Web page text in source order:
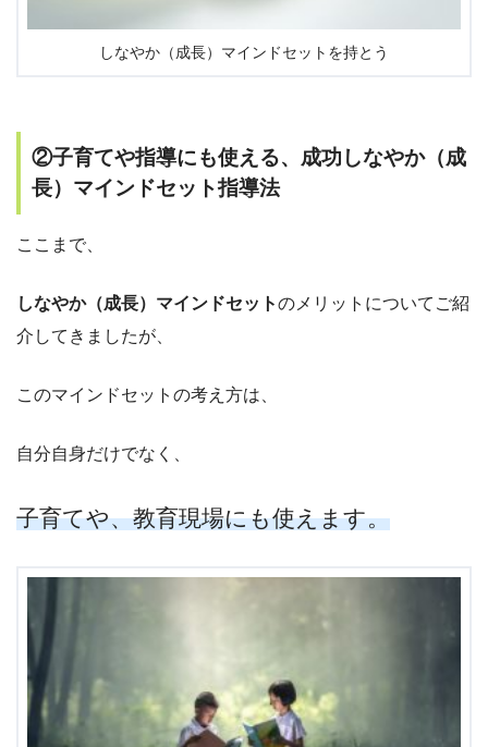
しなやか（成長）マインドセットを持とう
②子育てや指導にも使える、成功しなやか（成
長）マインドセット指導法
ここまで、
しなやか（成長）マインドセットのメリットについてご紹
介してきましたが、
このマインドセットの考え方は、
自分自身だけでなく、
子育てや、教育現場にも使えます。